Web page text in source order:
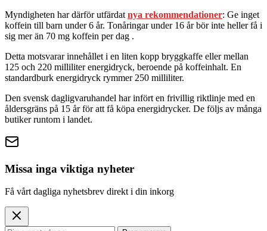
Myndigheten har därför utfärdat nya rekommendationer: Ge inget
koffein till barn under 6 år. Tonåringar under 16 år bör inte heller få i
sig mer än 70 mg koffein per dag .
Detta motsvarar innehållet i en liten kopp bryggkaffe eller mellan
125 och 220 milliliter energidryck, beroende på koffeinhalt. En
standardburk energidryck rymmer 250 milliliter.
Den svensk dagligvaruhandel har infört en frivillig riktlinje med en
åldersgräns på 15 år för att få köpa energidrycker. De följs av många
butiker runtom i landet.
Missa inga viktiga nyheter
Få vårt dagliga nyhetsbrev direkt i din inkorg